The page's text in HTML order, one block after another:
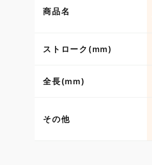
商品名
ストローク(mm)
全長(mm)
その他